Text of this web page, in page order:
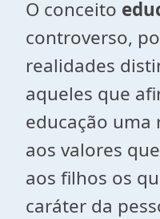
O conceito
controverso,
realidades
aqueles que
educação uma
aos valores
aos filhos os
caráter da